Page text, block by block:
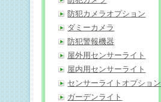
防犯カメラオプション
ダミーカメラ
防犯警報機器
屋外用センサーライト
屋内用センサーライト
センサーライトオプション
ガーデンライト